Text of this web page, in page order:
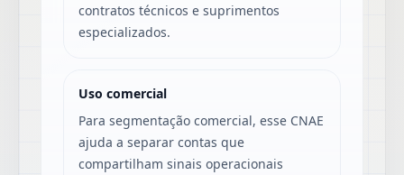
contratos técnicos e suprimentos
especializados.
Uso comercial
Para segmentação comercial, esse CNAE
ajuda a separar contas que
compartilham sinais operacionais